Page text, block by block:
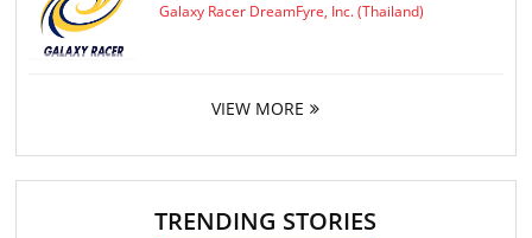
Galaxy Racer DreamFyre, Inc. (Thailand)
VIEW MORE
TRENDING STORIES